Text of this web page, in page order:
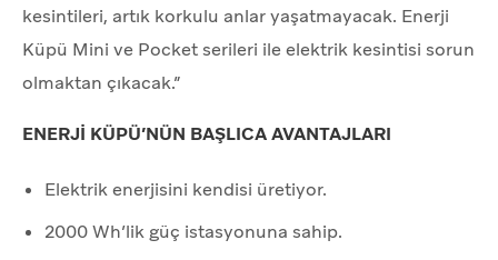
kesintileri, artık korkulu anlar yaşatmayacak. Enerji
Küpü Mini ve Pocket serileri ile elektrik kesintisi sorun
olmaktan çıkacak.”
ENERJİ KÜPÜ’NÜN BAŞLICA AVANTAJLARI
Elektrik enerjisini kendisi üretiyor.
2000 Wh’lik güç istasyonuna sahip.